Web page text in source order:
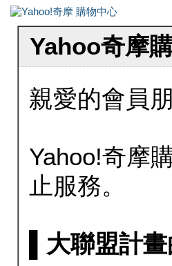
Yahoo奇摩
親愛的會員
Yahoo!奇摩
止服務。
▌大聯盟計